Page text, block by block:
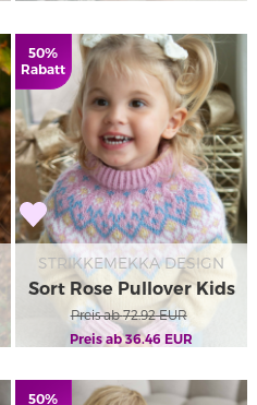
50%
Rabatt
STRIKKEMEKKA DESIGN
Sort Rose Pullover Kids
Pastell
Preis ab 72.92EUR
Preis ab 36.46 EUR
50%